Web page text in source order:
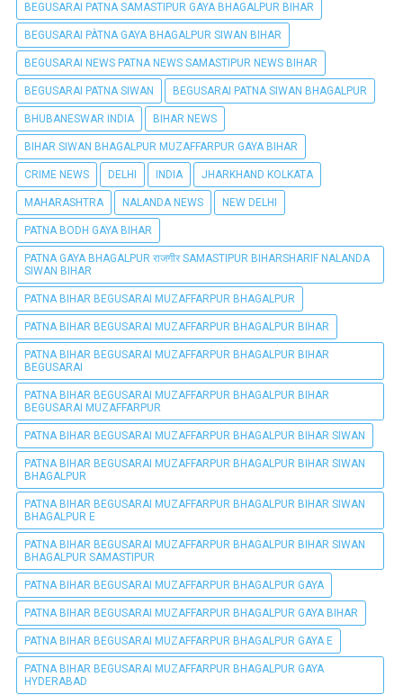
BEGUSARAI PATNA SAMASTIPUR GAYA BHAGALPUR BIHAR
BEGUSARAI PÀTNA GAYA BHAGALPUR SIWAN BIHAR
BEGUSARAI NEWS PATNA NEWS SAMASTIPUR NEWS BIHAR
BEGUSARAI PATNA SIWAN BEGUSARAI PATNA SIWAN BHAGALPUR
BHUBANESWAR INDIA BIHAR NEWS
BIHAR SIWAN BHAGALPUR MUZAFFARPUR GAYA BIHAR
CRIME NEWS DELHI INDIA JHARKHAND KOLKATA
MAHARASHTRA NALANDA NEWS NEW DELHI
PATNA BODH GAYA BIHAR
PATNA GAYA BHAGALPUR राजगीर SAMASTIPUR BIHARSHARIF NALANDA
SIWAN BIHAR
PATNA BIHAR BEGUSARAI MUZAFFARPUR BHAGALPUR
PATNA BIHAR BEGUSARAI MUZAFFARPUR BHAGALPUR BIHAR
PATNA BIHAR BEGUSARAI MUZAFFARPUR BHAGALPUR BIHAR
BEGUSARAI
PATNA BIHAR BEGUSARAI MUZAFFARPUR BHAGALPUR BIHAR
BEGUSARAI MUZAFFARPUR
PATNA BIHAR BEGUSARAI MUZAFFARPUR BHAGALPUR BIHAR SIWAN
PATNA BIHAR BEGUSARAI MUZAFFARPUR BHAGALPUR BIHAR SIWAN
BHAGALPUR
PATNA BIHAR BEGUSARAI MUZAFFARPUR BHAGALPUR BIHAR SIWAN
BHAGALPUR E
PATNA BIHAR BEGUSARAI MUZAFFARPUR BHAGALPUR BIHAR SIWAN
BHAGALPUR SAMASTIPUR
PATNA BIHAR BEGUSARAI MUZAFFARPUR BHAGALPUR GAYA
PATNA BIHAR BEGUSARAI MUZAFFARPUR BHAGALPUR GAYA BIHAR
PATNA BIHAR BEGUSARAI MUZAFFARPUR BHAGALPUR GAYA E
PATNA BIHAR BEGUSARAI MUZAFFARPUR BHAGALPUR GAYA
HYDERABAD